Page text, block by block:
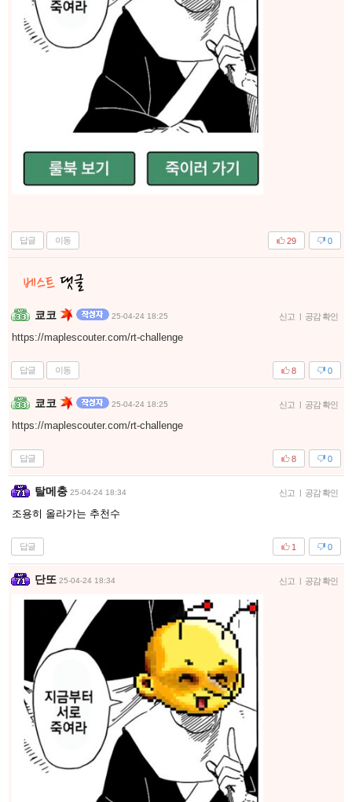
답글 이동 0
29
쿄코 25-04-24 18:25 신고 | 공감 확인
https://maplescouter.com/rt-challenge
답글 이동 0
8
쿄코 25-04-24 18:25 신고 | 공감 확인
https://maplescouter.com/rt-challenge
답글 0
8
탈메충 25-04-24 18:34 신고 | 공감 확인
조용히 올라가는 추천수
답글 0
1
단또 25-04-24 18:34 신고 | 공감 확인